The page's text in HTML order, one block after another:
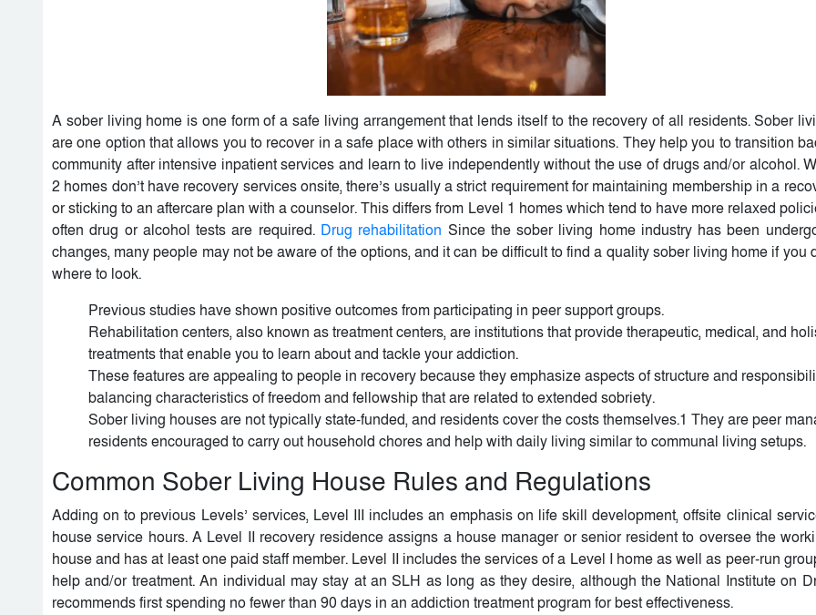
A sober living home is one form of a safe living arrangement that lends itself to the recovery of all residents. Sober
are one option that allows you to recover in a safe place with others in similar situations. They help you to transition
community after intensive inpatient services and learn to live independently without the use of drugs and/or alcohol.
2 homes don’t have recovery services onsite, there’s usually a strict requirement for maintaining membership in a
or sticking to an aftercare plan with a counselor. This differs from Level 1 homes which tend to have more relaxed
often drug or alcohol tests are required. Drug rehabilitation Since the sober living home industry has been
changes, many people may not be aware of the options, and it can be difficult to find a quality sober living home if you
where to look.
Previous studies have shown positive outcomes from participating in peer support groups.
Rehabilitation centers, also known as treatment centers, are institutions that provide therapeutic, medical, and
treatments that enable you to learn about and tackle your addiction.
These features are appealing to people in recovery because they emphasize aspects of structure and
balancing characteristics of freedom and fellowship that are related to extended sobriety.
Sober living houses are not typically state-funded, and residents cover the costs themselves.1 They are peer
residents encouraged to carry out household chores and help with daily living similar to communal living setups.
Common Sober Living House Rules and Regulations
Adding on to previous Levels’ services, Level III includes an emphasis on life skill development, offsite clinical
house service hours. A Level II recovery residence assigns a house manager or senior resident to oversee the
house and has at least one paid staff member. Level II includes the services of a Level I home as well as peer-run
help and/or treatment. An individual may stay at an SLH as long as they desire, although the National Institute on
recommends first spending no fewer than 90 days in an addiction treatment program for best effectiveness.